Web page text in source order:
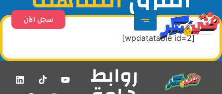
سجل الآن
[wpdatatable id=2]
روابط